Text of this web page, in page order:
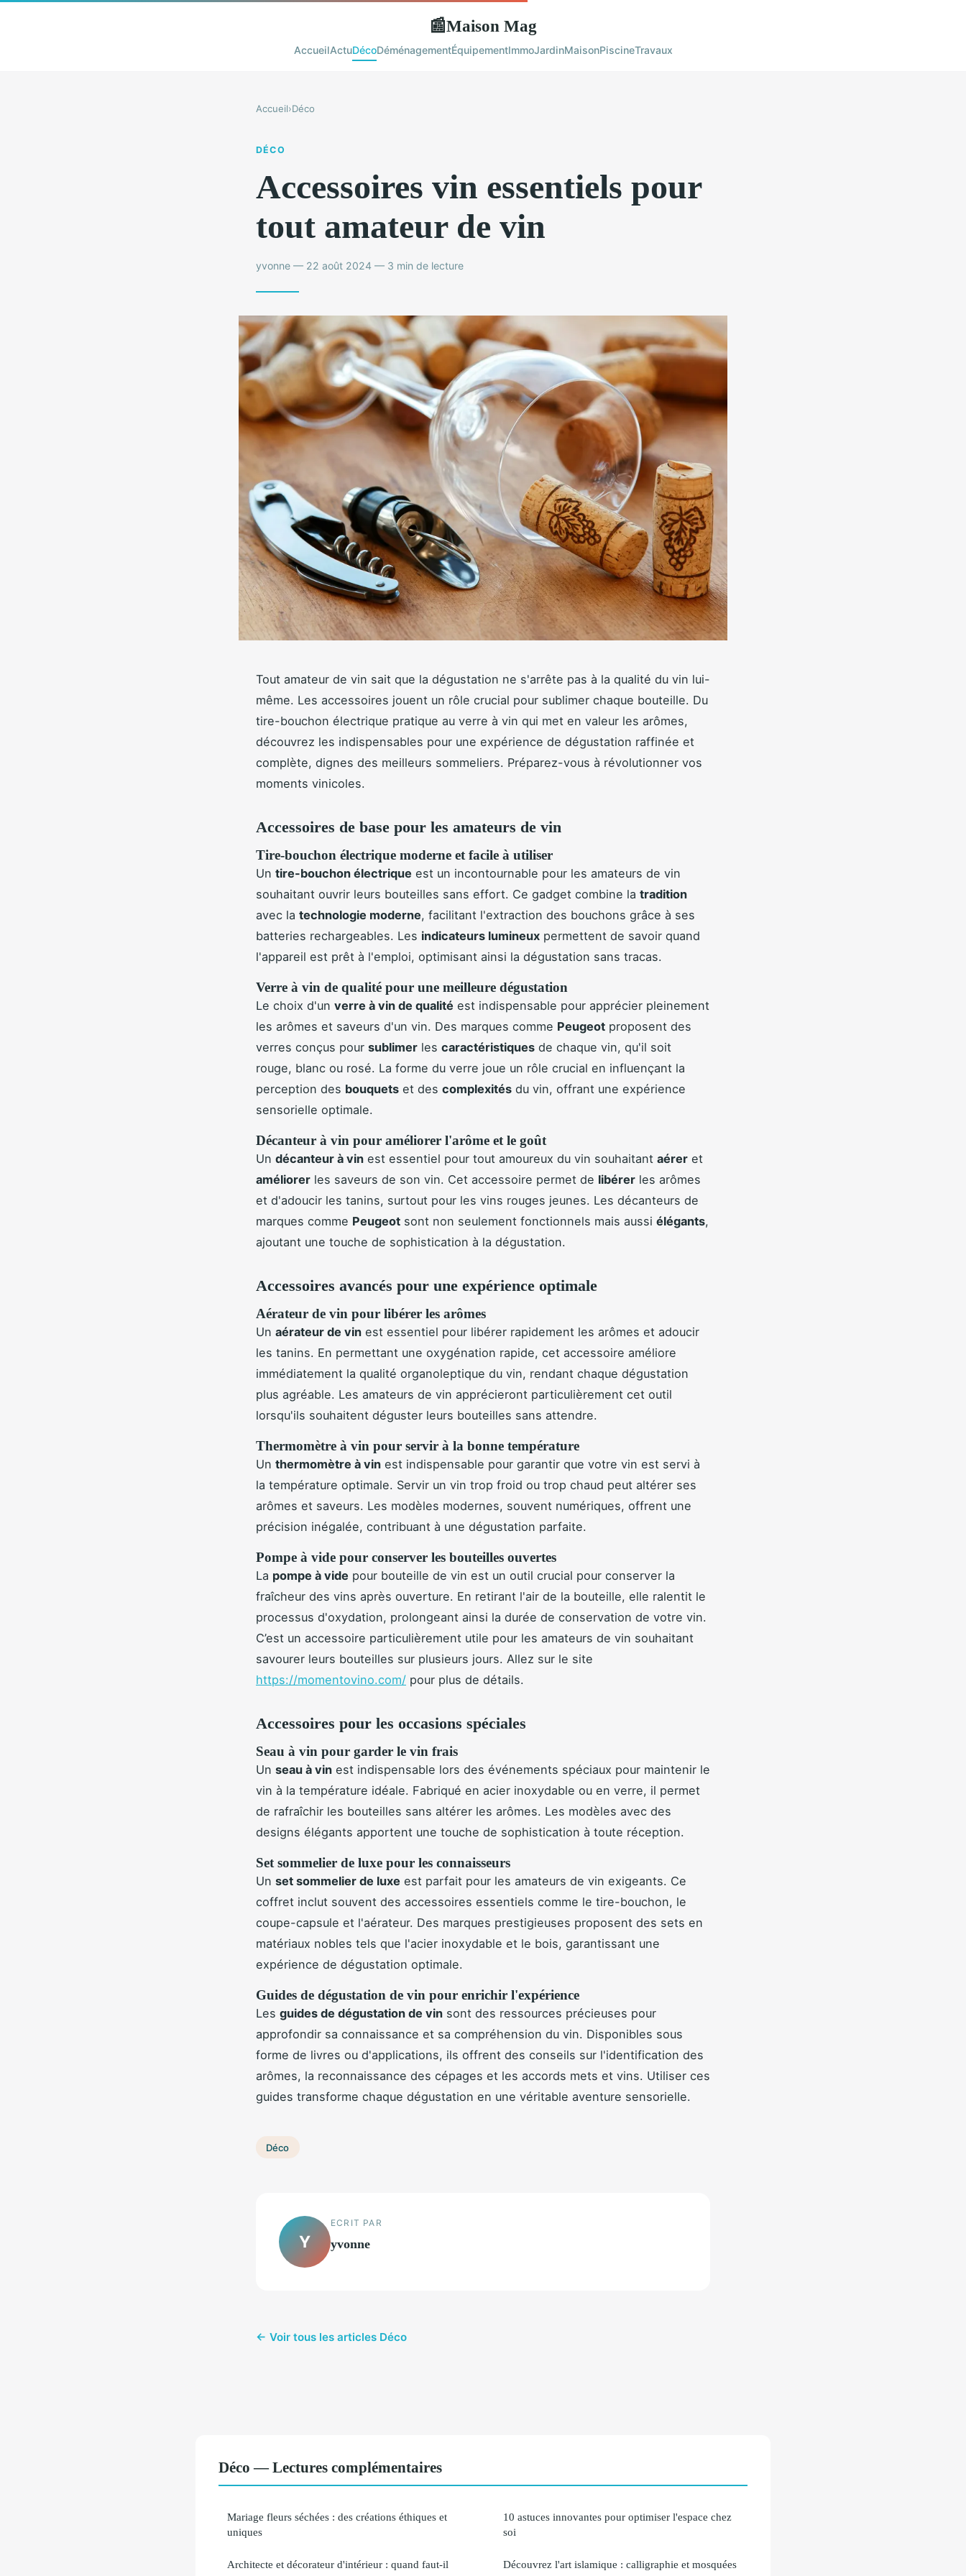
📰Maison Mag
AccueilActuDécoDéménagementÉquipementImmoJardinMaisonPiscineTravaux
Accueil›Déco
DÉCO
Accessoires vin essentiels pour
tout amateur de vin
yvonne — 22 août 2024 — 3 min de lecture
Tout amateur de vin sait que la dégustation ne s'arrête pas à la qualité du vin lui-
même. Les accessoires jouent un rôle crucial pour sublimer chaque bouteille. Du
tire-bouchon électrique pratique au verre à vin qui met en valeur les arômes,
découvrez les indispensables pour une expérience de dégustation raffinée et
complète, dignes des meilleurs sommeliers. Préparez-vous à révolutionner vos
moments vinicoles.
Accessoires de base pour les amateurs de vin
Tire-bouchon électrique moderne et facile à utiliser
Un tire-bouchon électrique est un incontournable pour les amateurs de vin
souhaitant ouvrir leurs bouteilles sans effort. Ce gadget combine la tradition
avec la technologie moderne, facilitant l'extraction des bouchons grâce à ses
batteries rechargeables. Les indicateurs lumineux permettent de savoir quand
l'appareil est prêt à l'emploi, optimisant ainsi la dégustation sans tracas.
Verre à vin de qualité pour une meilleure dégustation
Le choix d'un verre à vin de qualité est indispensable pour apprécier pleinement
les arômes et saveurs d'un vin. Des marques comme Peugeot proposent des
verres conçus pour sublimer les caractéristiques de chaque vin, qu'il soit
rouge, blanc ou rosé. La forme du verre joue un rôle crucial en influençant la
perception des bouquets et des complexités du vin, offrant une expérience
sensorielle optimale.
Décanteur à vin pour améliorer l'arôme et le goût
Un décanteur à vin est essentiel pour tout amoureux du vin souhaitant aérer et
améliorer les saveurs de son vin. Cet accessoire permet de libérer les arômes
et d'adoucir les tanins, surtout pour les vins rouges jeunes. Les décanteurs de
marques comme Peugeot sont non seulement fonctionnels mais aussi élégants,
ajoutant une touche de sophistication à la dégustation.
Accessoires avancés pour une expérience optimale
Aérateur de vin pour libérer les arômes
Un aérateur de vin est essentiel pour libérer rapidement les arômes et adoucir
les tanins. En permettant une oxygénation rapide, cet accessoire améliore
immédiatement la qualité organoleptique du vin, rendant chaque dégustation
plus agréable. Les amateurs de vin apprécieront particulièrement cet outil
lorsqu'ils souhaitent déguster leurs bouteilles sans attendre.
Thermomètre à vin pour servir à la bonne température
Un thermomètre à vin est indispensable pour garantir que votre vin est servi à
la température optimale. Servir un vin trop froid ou trop chaud peut altérer ses
arômes et saveurs. Les modèles modernes, souvent numériques, offrent une
précision inégalée, contribuant à une dégustation parfaite.
Pompe à vide pour conserver les bouteilles ouvertes
La pompe à vide pour bouteille de vin est un outil crucial pour conserver la
fraîcheur des vins après ouverture. En retirant l'air de la bouteille, elle ralentit le
processus d'oxydation, prolongeant ainsi la durée de conservation de votre vin.
C’est un accessoire particulièrement utile pour les amateurs de vin souhaitant
savourer leurs bouteilles sur plusieurs jours. Allez sur le site
https://momentovino.com/ pour plus de détails.
Accessoires pour les occasions spéciales
Seau à vin pour garder le vin frais
Un seau à vin est indispensable lors des événements spéciaux pour maintenir le
vin à la température idéale. Fabriqué en acier inoxydable ou en verre, il permet
de rafraîchir les bouteilles sans altérer les arômes. Les modèles avec des
designs élégants apportent une touche de sophistication à toute réception.
Set sommelier de luxe pour les connaisseurs
Un set sommelier de luxe est parfait pour les amateurs de vin exigeants. Ce
coffret inclut souvent des accessoires essentiels comme le tire-bouchon, le
coupe-capsule et l'aérateur. Des marques prestigieuses proposent des sets en
matériaux nobles tels que l'acier inoxydable et le bois, garantissant une
expérience de dégustation optimale.
Guides de dégustation de vin pour enrichir l'expérience
Les guides de dégustation de vin sont des ressources précieuses pour
approfondir sa connaissance et sa compréhension du vin. Disponibles sous
forme de livres ou d'applications, ils offrent des conseils sur l'identification des
arômes, la reconnaissance des cépages et les accords mets et vins. Utiliser ces
guides transforme chaque dégustation en une véritable aventure sensorielle.
Déco
Y
ECRIT PAR
yvonne
← Voir tous les articles Déco
Déco — Lectures complémentaires
Mariage fleurs séchées : des créations éthiques et
uniques
Architecte et décorateur d'intérieur : quand faut-il
10 astuces innovantes pour optimiser l'espace chez
soi
Découvrez l'art islamique : calligraphie et mosquées